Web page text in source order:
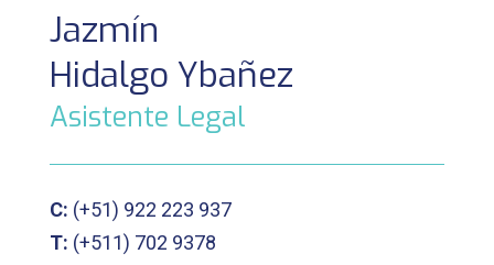
Jazmín
Hidalgo Ybañez
Asistente Legal
C: (+51) 922 223 937
T: (+511) 702 9378